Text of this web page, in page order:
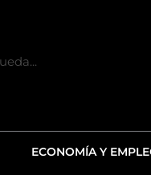
ECONOMÍA Y